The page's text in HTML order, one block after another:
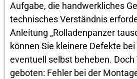
Aufgabe, die handwerkliches
technisches Verständnis
Anleitung „Rolladenpanzer
können Sie kleinere Defekte
eventuell selbst beheben.
geboten: Fehler bei der